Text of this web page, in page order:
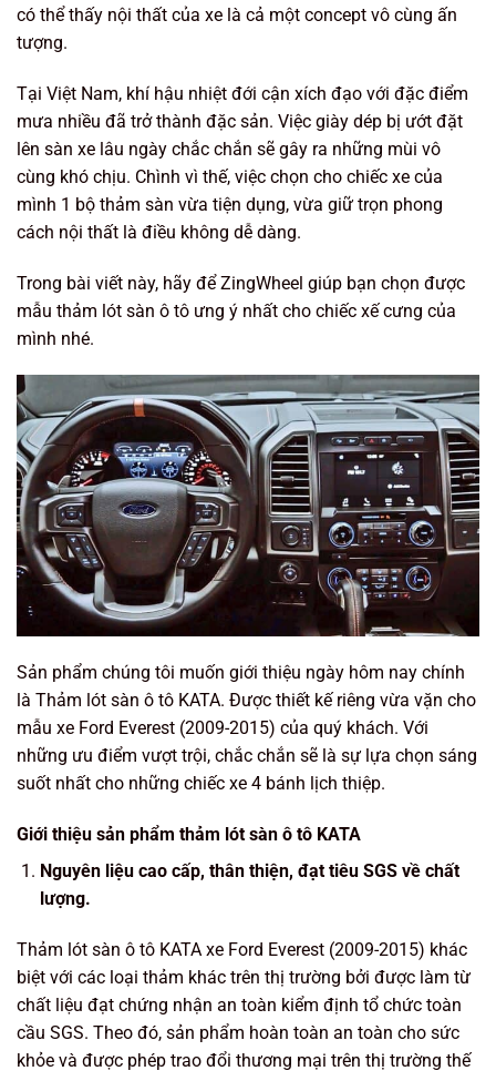
có thể thấy nội thất của xe là cả một concept vô cùng ấn
tượng.
Tại Việt Nam, khí hậu nhiệt đới cận xích đạo với đặc điểm
mưa nhiều đã trở thành đặc sản. Việc giày dép bị ướt đặt
lên sàn xe lâu ngày chắc chắn sẽ gây ra những mùi vô
cùng khó chịu. Chình vì thế, việc chọn cho chiếc xe của
mình 1 bộ thảm sàn vừa tiện dụng, vừa giữ trọn phong
cách nội thất là điều không dễ dàng.
Trong bài viết này, hãy để ZingWheel giúp bạn chọn được
mẫu thảm lót sàn ô tô ưng ý nhất cho chiếc xế cưng của
mình nhé.
Sản phẩm chúng tôi muốn giới thiệu ngày hôm nay chính
là Thảm lót sàn ô tô KATA. Được thiết kế riêng vừa vặn cho
mẫu xe Ford Everest (2009-2015) của quý khách. Với
những ưu điểm vượt trội, chắc chắn sẽ là sự lựa chọn sáng
suốt nhất cho những chiếc xe 4 bánh lịch thiệp.
Giới thiệu sản phẩm thảm lót sàn ô tô KATA
Nguyên liệu cao cấp, thân thiện, đạt tiêu SGS về chất
lượng.
Thảm lót sàn ô tô KATA xe Ford Everest (2009-2015) khác
biệt với các loại thảm khác trên thị trường bởi được làm từ
chất liệu đạt chứng nhận an toàn kiểm định tổ chức toàn
cầu SGS. Theo đó, sản phẩm hoàn toàn an toàn cho sức
khỏe và được phép trao đổi thương mại trên thị trường thế